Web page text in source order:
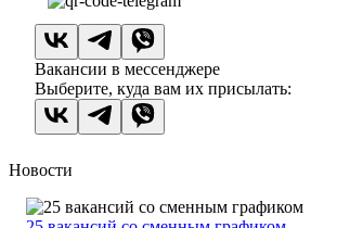
Вакансии в мессенджере
Выберите, куда вам их присылать:
Новости